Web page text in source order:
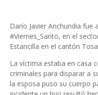
Darío Javier Anchundia fue
#Viernes_Santo, en el
Estancilla en el cantón
La víctima estaba en casa
criminales para disparar a
la esposa puso su cuerpo